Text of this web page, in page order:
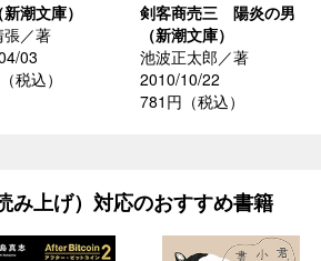
潮文庫）
／著
03
税込）
剣客商売三 陽炎の男
（新潮文庫）
池波正太郎／著
2010/10/22
781円（税込）
み上げ）対応のおすすめ書籍